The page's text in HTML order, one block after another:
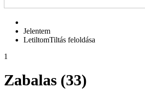
Jelentem
LetiltomTiltás feloldása
1
Zabalas (33)